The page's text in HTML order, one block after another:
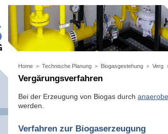
Home Technische Planung Biogasgestehung Verg
Vergärungsverfahren
Bei der Erzeugung von Biogas durch
werden.
Verfahren zur Biogaserzeugung